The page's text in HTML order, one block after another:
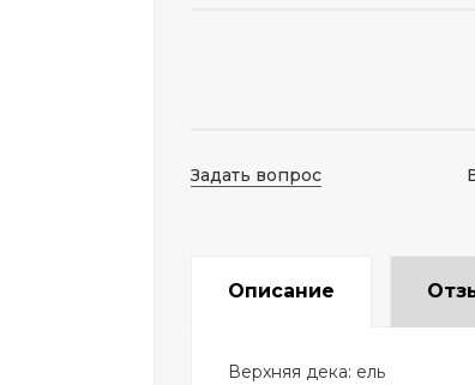
Задать вопрос
Описание
Верхняя дека: ель